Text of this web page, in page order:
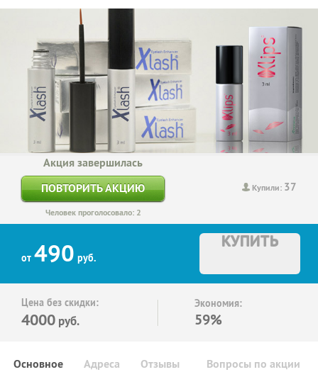
Купили: 37
Акция завершилась
ПОВТОРИТЬ АКЦИЮ
Человек проголосовало: 2
от 490 руб.
КУПИТЬ
Цена без скидки:
4000 руб.
Экономия:
59%
Основное Отзывы Вопросы по акции
Адреса